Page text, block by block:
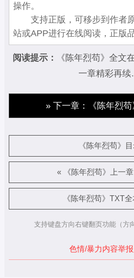
操作。
支持正版，可移步到作者
站或APP进行在线阅读，正版
阅读提示：
《陈年烈苟》全文
一章精彩再
» 下一章：《陈年烈苟
《陈年烈苟》
« 《陈年烈苟》上一章
《陈年烈苟》TXT
支持键盘方向右键翻页功能（方
色情/暴力内容举